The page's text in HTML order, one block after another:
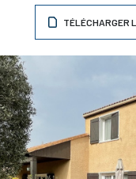
TÉLÉCHARGER